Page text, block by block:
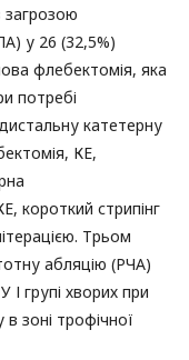
загрозою
у 26 (32,5%)
флебектомія, яка
потребі
катетерну
КЕ,
короткий стрипінг
Трьом
абляцію (РЧА)
групі хворих при
зоні трофічної